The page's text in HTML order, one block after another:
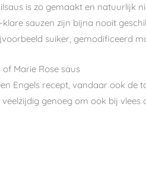
is zo gemaakt en natuurlijk
sauzen zijn bijna nooit
suiker, gemodificeerd
Marie Rose saus
Engels recept, vandaar ook de
genoeg om ook bij